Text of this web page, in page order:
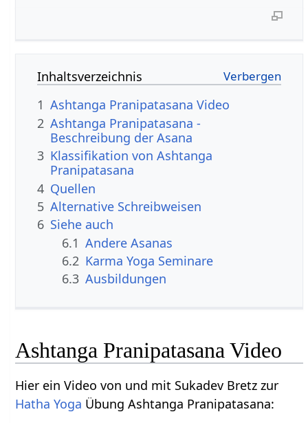
Inhaltsverzeichnis
1 Ashtanga Pranipatasana Video
2 Ashtanga Pranipatasana -
Beschreibung der Asana
3 Klassifikation von Ashtanga
Pranipatasana
4 Quellen
5 Alternative Schreibweisen
6 Siehe auch
6.1 Andere Asanas
6.2 Karma Yoga Seminare
6.3 Ausbildungen
Ashtanga Pranipatasana Video
Hier ein Video von und mit Sukadev Bretz zur
Hatha Yoga Übung Ashtanga Pranipatasana: